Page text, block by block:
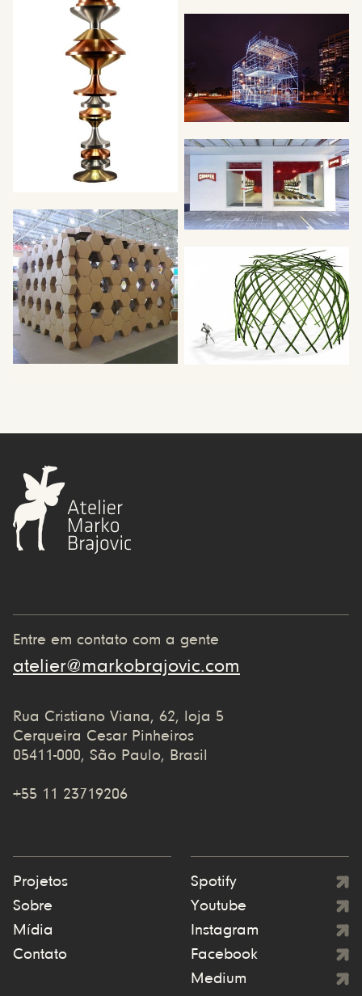
Entre em contato com a gente
atelier@markobrajovic.com
Rua Cristiano Viana, 62, loja 5
Cerqueira Cesar Pinheiros
05411-000, São Paulo, Brasil
+55 11 23719206
Projetos
Sobre
Mídia
Contato
Spotify
Youtube
Instagram
Facebook
Medium